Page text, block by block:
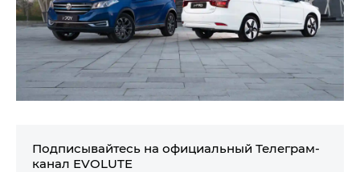
Подписывайтесь на официальный Телеграм-
канал EVOLUTE